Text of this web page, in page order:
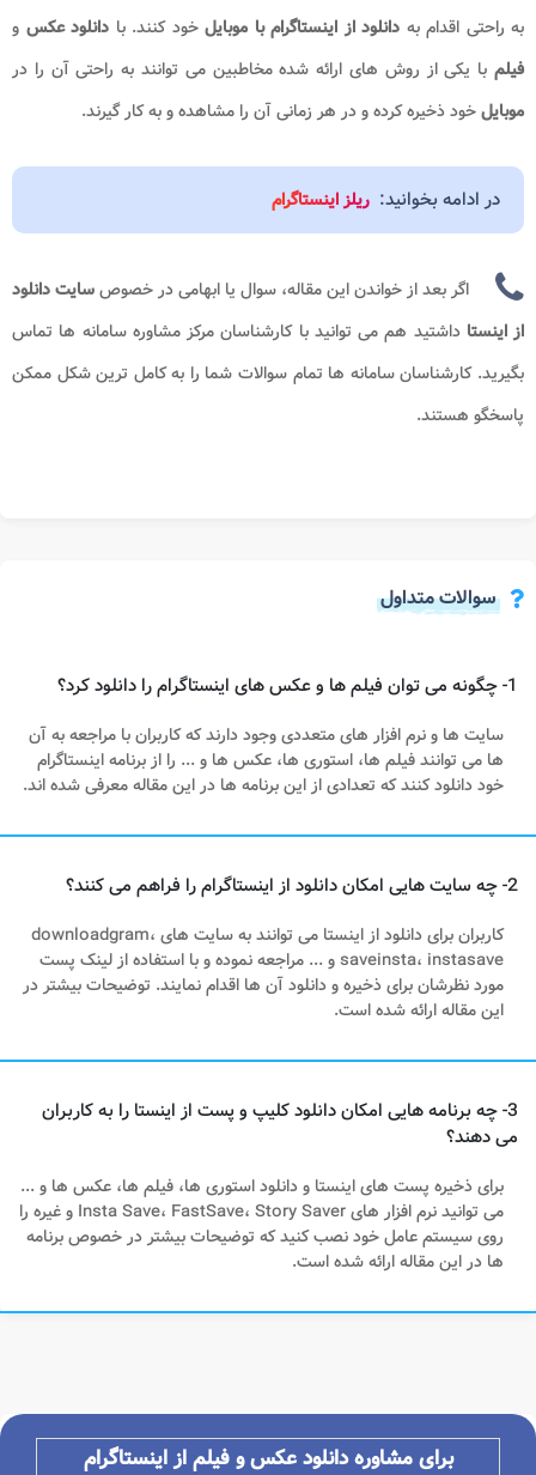
به راحتی اقدام به دانلود از اینستاگرام با موبایل خود کنند. با دانلود عکس و
فیلم با یکی از روش های ارائه شده مخاطبین می توانند به راحتی آن را در
موبایلخود ذخیره کرده و در هر زمانی آن را مشاهده و به کار گیرند.
در ادامه بخوانید: ریلز اینستاگرام
اگر بعد از خواندن این مقاله، سوال یا ابهامی در خصوصسایت دانلود
از اینستاداشتید هم می توانید با کارشناسان مرکز مشاوره سامانه ها تماس
بگیرید. کارشناسان سامانه ها تمام سوالات شما را به کامل ترین شکل ممکن
پاسخگو هستند.
سوالات متداول
1- چگونه می توان فیلم ها و عکس های اینستاگرام را دانلود کرد؟
سایت ها و نرم افزار های متعددی وجود دارند که کاربران با مراجعه به آن
ها می توانند فیلم ها، استوری ها، عکس ها و ... را از برنامه اینستاگرام
خود دانلود کنند که تعدادی از این برنامه ها در این مقاله معرفی شده اند.
2- چه سایت هایی امکان دانلود از اینستاگرام را فراهم می کنند؟
کاربران برای دانلود از اینستا می توانند به سایت های downloadgram،
saveinsta، instasave و ... مراجعه نموده و با استفاده از لینک پست
مورد نظرشان برای ذخیره و دانلود آن ها اقدام نمایند. توضیحات بیشتر در
این مقاله ارائه شده است.
3- چه برنامه هایی امکان دانلود کلیپ و پست از اینستا را به کاربران
می دهند؟
برای ذخیره پست های اینستا و دانلود استوری ها، فیلم ها، عکس ها و ...
می توانید نرم افزار های Insta Save، FastSave، Story Saver و غیره را
روی سیستم عامل خود نصب کنید که توضیحات بیشتر در خصوص برنامه
ها در این مقاله ارائه شده است.
برای مشاوره دانلود عکس و فیلم از اینستاگرام